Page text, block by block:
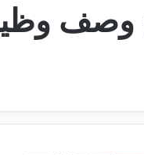
وصف